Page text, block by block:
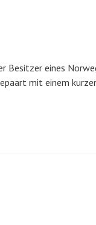
Besitzer eines
mit einem